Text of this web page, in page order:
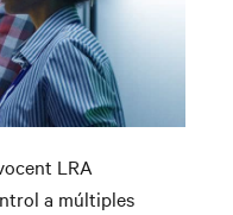
LRA
a múltiples